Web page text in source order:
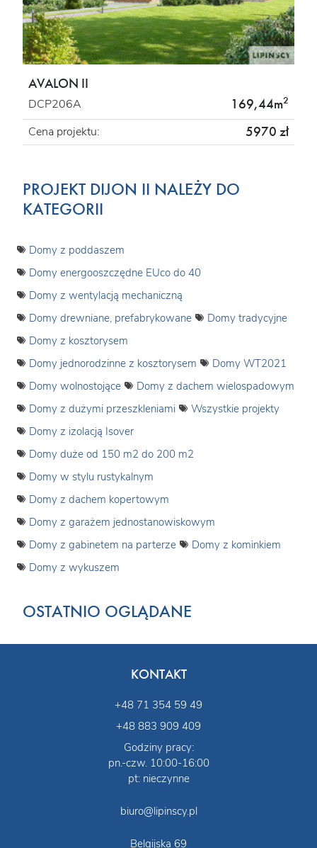
AVALON II
DCP206A 169,44m2
Cena projektu: 5970 zł
PROJEKT DIJON II NALEŻY DO
KATEGORII
Domy z poddaszem
Domy energooszczędne EUco do 40
Domy z wentylacją mechaniczną
Domy drewniane, prefabrykowane
Domy tradycyjne
Domy z kosztorysem
Domy jednorodzinne z kosztorysem
Domy WT2021
Domy wolnostojące
Domy z dachem wielospadowym
Domy z dużymi przeszkleniami
Wszystkie projekty
Domy z izolacją Isover
Domy duże od 150 m2 do 200 m2
Domy w stylu rustykalnym
Domy z dachem kopertowym
Domy z garażem jednostanowiskowym
Domy z gabinetem na parterze
Domy z kominkiem
Domy z wykuszem
OSTATNIO OGLĄDANE
KONTAKT
+48 71 354 59 49
+48 883 909 409
Godziny pracy:
pn.-czw. 10:00-16:00
pt: nieczynne
biuro@lipinscy.pl
Belgijska 69